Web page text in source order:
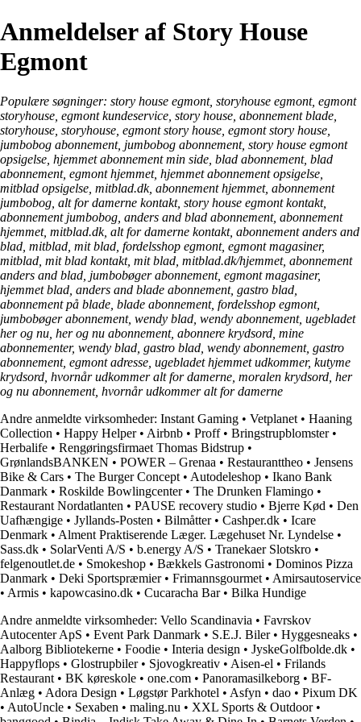
Anmeldelser af Story House
Egmont
Populære søgninger: story house egmont, storyhouse egmont, egmont
storyhouse, egmont kundeservice, story house, abonnement blade,
storyhouse, storyhouse, egmont story house, egmont story house,
jumbobog abonnement, jumbobog abonnement, story house egmont
opsigelse, hjemmet abonnement min side, blad abonnement, blad
abonnement, egmont hjemmet, hjemmet abonnement opsigelse,
mitblad opsigelse, mitblad.dk, abonnement hjemmet, abonnement
jumbobog, alt for damerne kontakt, story house egmont kontakt,
abonnement jumbobog, anders and blad abonnement, abonnement
hjemmet, mitblad.dk, alt for damerne kontakt, abonnement anders and
blad, mitblad, mit blad, fordelsshop egmont, egmont magasiner,
mitblad, mit blad kontakt, mit blad, mitblad.dk/hjemmet, abonnement
anders and blad, jumbobøger abonnement, egmont magasiner,
hjemmet blad, anders and blade abonnement, gastro blad,
abonnement på blade, blade abonnement, fordelsshop egmont,
jumbobøger abonnement, wendy blad, wendy abonnement, ugebladet
her og nu, her og nu abonnement, abonnere krydsord, mine
abonnementer, wendy blad, gastro blad, wendy abonnement, gastro
abonnement, egmont adresse, ugebladet hjemmet udkommer, kutyme
krydsord, hvornår udkommer alt for damerne, moralen krydsord, her
og nu abonnement, hvornår udkommer alt for damerne
Andre anmeldte virksomheder: Instant Gaming • Vetplanet • Haaning
Collection • Happy Helper• Airbnb • Proff• Bringstrupblomster•
Herbalife • Rengøringsfirmaet Thomas Bidstrup •
GrønlandsBANKEN • POWER – Grenaa • Restauranttheo • Jensens
Bike & Cars • The Burger Concept • Autodeleshop • Ikano Bank
Danmark • Roskilde Bowlingcenter• The Drunken Flamingo •
Restaurant Nordatlanten • PAUSE recovery studio • Bjerre Kød • Den
Uafhængige • Jyllands-Posten • Bilmåtter• Cashper.dk • Icare
Denmark • Alment Praktiserende Læger. Lægehuset Nr. Lyndelse •
Sass.dk • SolarVenti A/S • b.energy A/S • Tranekaer Slotskro •
felgenoutlet.de • Smokeshop • Bækkels Gastronomi • Dominos Pizza
Danmark • Deki Sportspræmier• Frimannsgourmet • Amirsautoservice
• Armis • kapowcasino.dk • Cucaracha Bar• Bilka Hundige
Andre anmeldte virksomheder: Vello Scandinavia • Favrskov
Autocenter ApS • Event Park Danmark • S.E.J. Biler• Hyggesneaks •
Aalborg Bibliotekerne • Foodie • Interia design • JyskeGolfbolde.dk •
Happyflops • Glostrupbiler• Sjovogkreativ • Aisen-el • Frilands
Restaurant • BK køreskole • one.com • Panoramasilkeborg • BF-
Anlæg • Adora Design • Løgstør Parkhotel • Asfyn • dao • Pixum DK
• AutoUncle • Sexaben • maling.nu • XXL Sports & Outdoor•